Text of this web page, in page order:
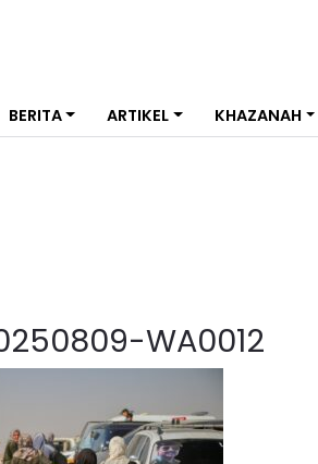
BERITA ARTIKEL KHAZANAH
WA0012